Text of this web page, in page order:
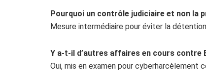
Pourquoi un contrôle judiciaire et non la
Mesure intermédiaire pour éviter la
Y a-t-il d’autres affaires en cours contre
Oui, mis en examen pour cyberharcèlement